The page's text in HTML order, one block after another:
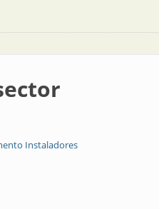
Instaladores